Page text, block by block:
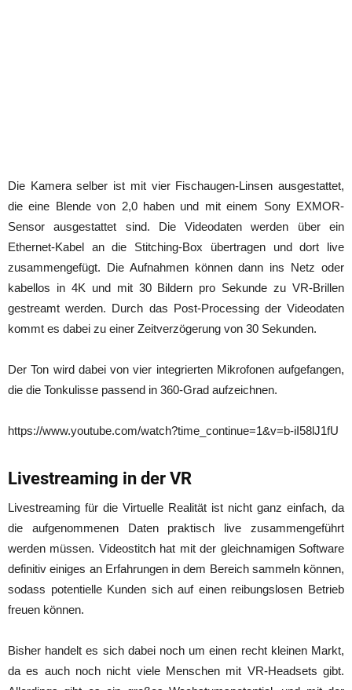
Die Kamera selber ist mit vier Fischaugen-Linsen ausgestattet,
die eine Blende von 2,0 haben und mit einem Sony EXMOR-
Sensor ausgestattet sind. Die Videodaten werden über ein
Ethernet-Kabel an die Stitching-Box übertragen und dort live
zusammengefügt. Die Aufnahmen können dann ins Netz oder
kabellos in 4K und mit 30 Bildern pro Sekunde zu VR-Brillen
gestreamt werden. Durch das Post-Processing der Videodaten
kommt es dabei zu einer Zeitverzögerung von 30 Sekunden.
Der Ton wird dabei von vier integrierten Mikrofonen aufgefangen,
die die Tonkulisse passend in 360-Grad aufzeichnen.
https://www.youtube.com/watch?time_continue=1&v=b-iI58lJ1fU
Livestreaming in der VR
Livestreaming für die Virtuelle Realität ist nicht ganz einfach, da
die aufgenommenen Daten praktisch live zusammengeführt
werden müssen. Videostitch hat mit der gleichnamigen Software
definitiv einiges an Erfahrungen in dem Bereich sammeln können,
sodass potentielle Kunden sich auf einen reibungslosen Betrieb
freuen können.
Bisher handelt es sich dabei noch um einen recht kleinen Markt,
da es auch noch nicht viele Menschen mit VR-Headsets gibt.